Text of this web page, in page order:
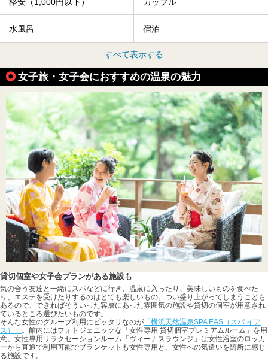
水風呂 宿泊
すべて表示する
女子旅・女子会におすすめの温泉の魅力
貸切個室や女子会プランがある施設も
気の合う友達と一緒にスパなどに行き、温泉に入ったり、美味しいものを食べた
り、エステを受けたりするのはとても楽しいもの。つい盛り上がってしまうことも
あるので、できればそういった客層にあった雰囲気の施設や貸切の個室が用意され
ているところ選びたいものです。
そんな女性のグループ利用にピッタリなのが 「横浜天然温泉SPA EAS（スパ イア
ス）」 。館内にはフォトジェニックな「女性専用 貸切個室プレミアムルーム」を用
意。女性専用リラクセーションルーム「ヴィーナスラウンジ」は女性浴室のロッカ
ーから直通で利用可能でブランケットも女性専用と、女性への気遣いを随所に感じ
る施設です。